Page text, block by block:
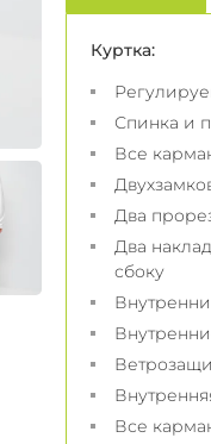
Куртка:
Спинка и
Все
Два
Два
сбоку
Все